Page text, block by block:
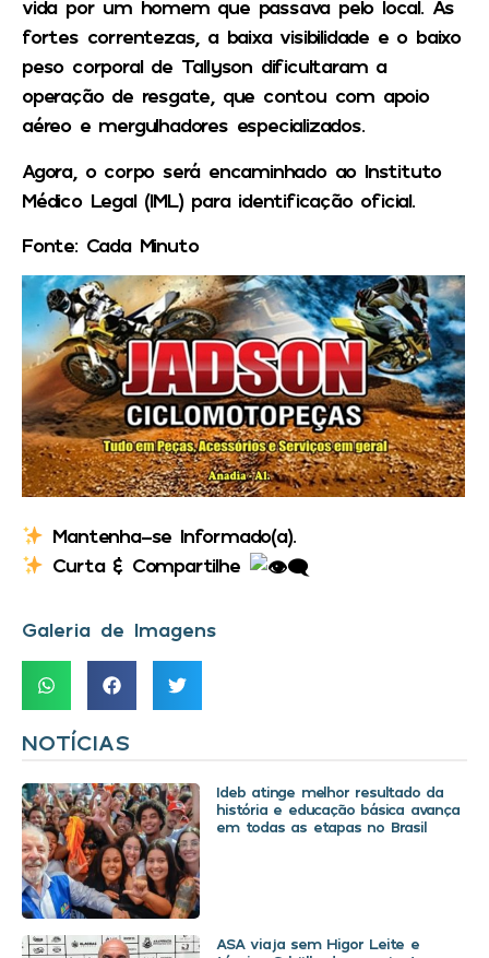
vida por um homem que passava pelo local. As
fortes correntezas, a baixa visibilidade e o baixo
peso corporal de Tallyson dificultaram a
operação de resgate, que contou com apoio
aéreo e mergulhadores especializados.
Agora, o corpo será encaminhado ao Instituto
Médico Legal (IML) para identificação oficial.
Fonte: Cada Minuto
Mantenha-se Informado(a).
Curta & Compartilhe
Galeria de Imagens
NOTÍCIAS
Ideb atinge melhor resultado da
história e educação básica avança
em todas as etapas no Brasil
ASA viaja sem Higor Leite e